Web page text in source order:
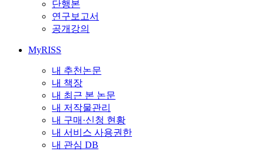
단행본
연구보고서
공개강의
MyRISS
내 추천논문
내 책장
내 최근 본 논문
내 저작물관리
내 구매·신청 현황
내 서비스 사용권한
내 관심 DB